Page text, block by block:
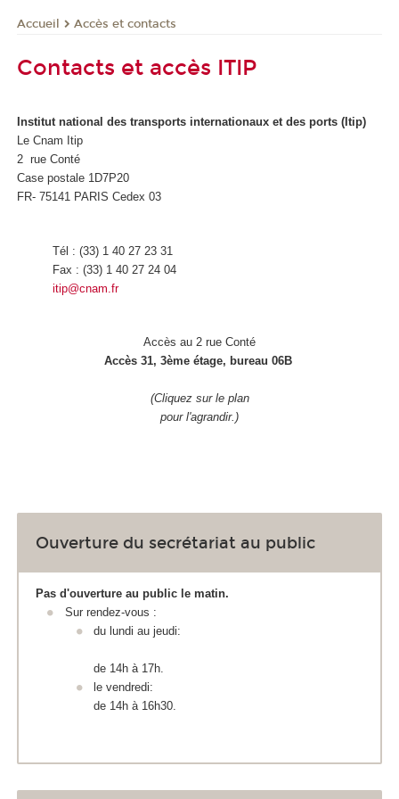
Accueil Accès et contacts
Contacts et accès ITIP
Institut national des transports internationaux et des ports (Itip)
Le Cnam Itip
2 rue Conté
Case postale 1D7P20
FR- 75141 PARIS Cedex 03
Tél : (33) 1 40 27 23 31
Fax : (33) 1 40 27 24 04
itip@cnam.fr
Accès au 2 rue Conté
Accès 31, 3ème étage, bureau 06B
(Cliquez sur le plan
pour l'agrandir.)
Ouverture du secrétariat au public
Pas d'ouverture au public le matin.
Sur rendez-vous :
du lundi au jeudi:
de 14h à 17h.
le vendredi:
de 14h à 16h30.